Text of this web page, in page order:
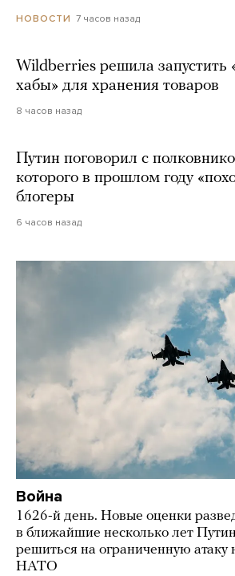
НОВОСТИ 7 часов назад
Wildberries решила запустить
хабы» для хранения товаров
8 часов назад
Путин поговорил с
которого в прошлом году
блогеры
6 часов назад
Война
1626-й день. Новые оценки
в ближайшие несколько лет
решиться на ограниченную атаку
НАТО